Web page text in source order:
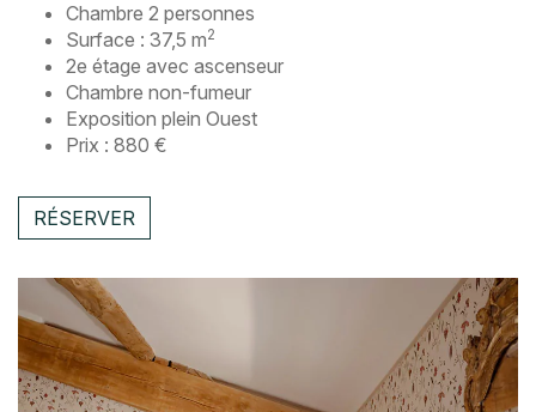
Chambre 2 personnes
Surface : 37,5 m2
2e étage avec ascenseur
Chambre non-fumeur
Exposition plein Ouest
Prix : 880 €
RÉSERVER